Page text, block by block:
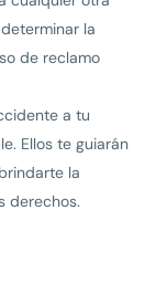
la
de reclamo
a tu
Ellos te guiarán
la
derechos.